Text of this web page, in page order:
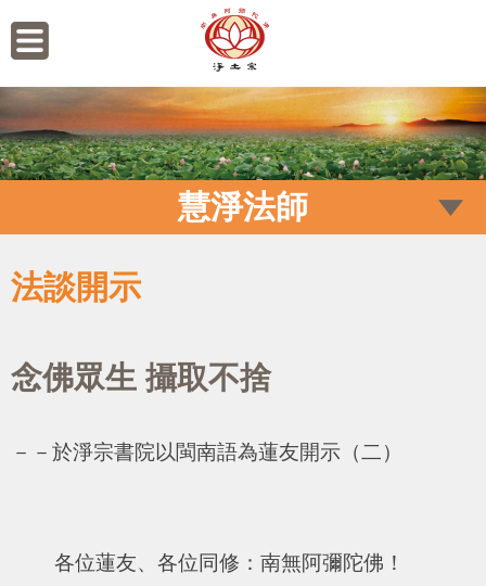
慧淨法師
法談開示
念佛眾生 攝取不捨
－－於淨宗書院以閩南語為蓮友開示（二）
各位蓮友、各位同修：南無阿彌陀佛！